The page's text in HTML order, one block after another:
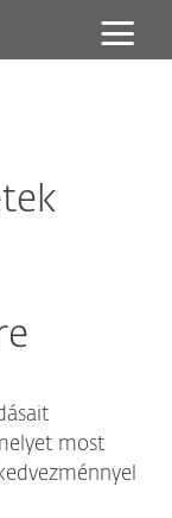
most